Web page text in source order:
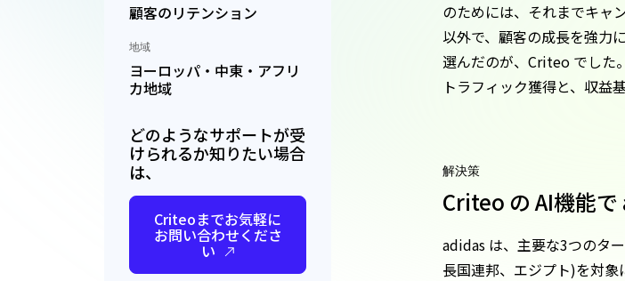
顧客のリテンション
地域
ヨーロッパ・中東・アフリ
カ地域
どのようなサポートが受
けられるか知りたい場合
は、
Criteoまでお気軽に
お問い合わせくださ
い
のためには、それまでキャ
以外で、顧客の成長を強力
選んだのが、Criteo でした
トラフィック獲得と、収益
解決策
Criteo の AI機能
adidas は、主要な3つのタ
長国連邦、エジプト)を対